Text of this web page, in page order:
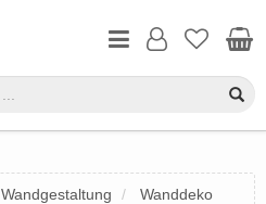
Wandgestaltung Wanddeko